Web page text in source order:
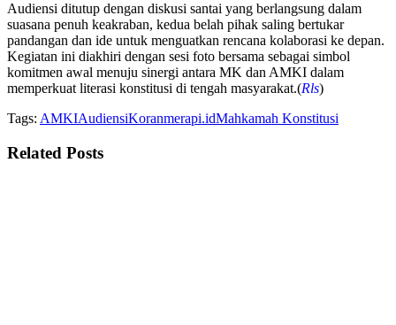
Audiensi ditutup dengan diskusi santai yang berlangsung dalam
suasana penuh keakraban, kedua belah pihak saling bertukar
pandangan dan ide untuk menguatkan rencana kolaborasi ke depan.
Kegiatan ini diakhiri dengan sesi foto bersama sebagai simbol
komitmen awal menuju sinergi antara MK dan AMKI dalam
memperkuat literasi konstitusi di tengah masyarakat.(Rls)
Tags: AMKIAudiensiKoranmerapi.idMahkamah Konstitusi
Related Posts